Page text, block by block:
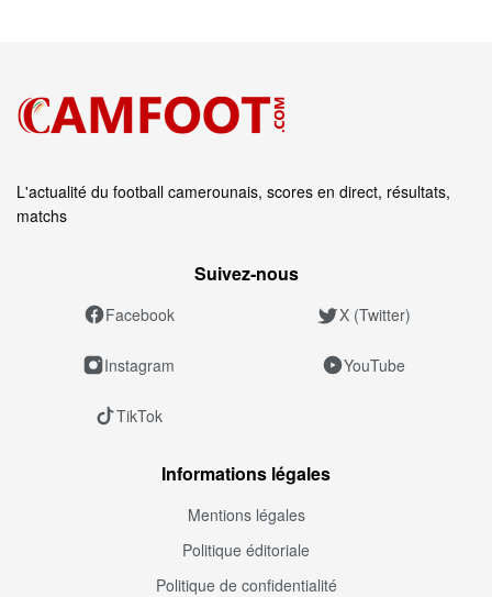
L'actualité du football camerounais, scores en direct, résultats,
matchs
Suivez‑nous
Facebook X (Twitter)
Instagram YouTube
TikTok
Informations légales
Mentions légales
Politique éditoriale
Politique de confidentialité